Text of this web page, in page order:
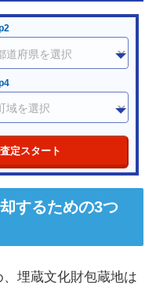
定スタート
するための3つ
埋蔵文化財包蔵地は